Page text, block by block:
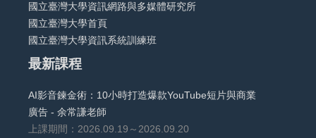
國立臺灣大學資訊網路與多媒體研究所
國立臺灣大學首頁
國立臺灣大學資訊系統訓練班
最新課程
AI影音鍊金術：10小時打造爆款YouTube短片與商業
廣告 - 余常謙老師
上課期間：2026.09.19～2026.09.20